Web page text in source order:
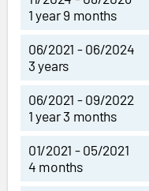
1 year 9 months
06/2021 - 06/2024
3 years
06/2021 - 09/2022
1 year 3 months
01/2021 - 05/2021
4 months